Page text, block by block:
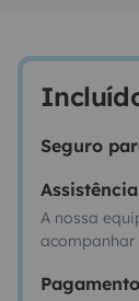
Seguro
A nossa
acompanhar